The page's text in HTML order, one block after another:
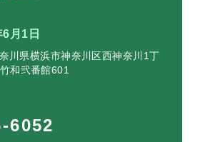
月1日
川県横浜市神奈川区西神奈川1丁
和弐番館601
6052